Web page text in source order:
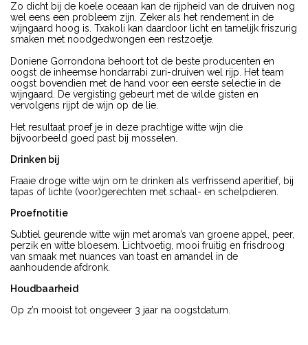
Zo dicht bij de koele oceaan kan de rijpheid van de druiven nog
wel eens een probleem zijn. Zeker als het rendement in de
wijngaard hoog is. Txakoli kan daardoor licht en tamelijk friszurig
smaken met noodgedwongen een restzoetje.
Doniene Gorrondona behoort tot de beste producenten en
oogst de inheemse hondarrabi zuri-druiven wel rijp. Het team
oogst bovendien met de hand voor een eerste selectie in de
wijngaard. De vergisting gebeurt met de wilde gisten en
vervolgens rijpt de wijn op de lie.
Het resultaat proef je in deze prachtige witte wijn die
bijvoorbeeld goed past bij mosselen.
Drinken bij
Fraaie droge witte wijn om te drinken als verfrissend aperitief, bij
tapas of lichte (voor)gerechten met schaal- en schelpdieren.
Proefnotitie
Subtiel geurende witte wijn met aroma’s van groene appel, peer,
perzik en witte bloesem. Lichtvoetig, mooi fruitig en frisdroog
van smaak met nuances van toast en amandel in de
aanhoudende afdronk.
Houdbaarheid
Op z’n mooist tot ongeveer 3 jaar na oogstdatum.